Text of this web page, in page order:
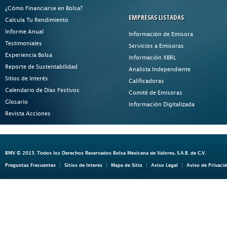
¿Cómo Financiarse en Bolsa?
Calcula Tu Rendimiento
Informe Anual
Testimoniales
Experiencia Bolsa
Reporte de Sustentabilidad
Sitios de Interés
Calendario de Días Festivos
Glosario
Revista Acciones
EMPRESAS LISTADAS
Información de Emisora
Servicios a Emisoras
Información XBRL
Analista Independiente
Calificadoras
Comité de Emisoras
Información Digitalizada
BMV © 2015. Todos los Derechos Reservados Bolsa Mexicana de Valores, S.A.B. de C.V.
Preguntas Frecuentes Sitios de Interés Mapa de Sitio Aviso Legal Aviso de